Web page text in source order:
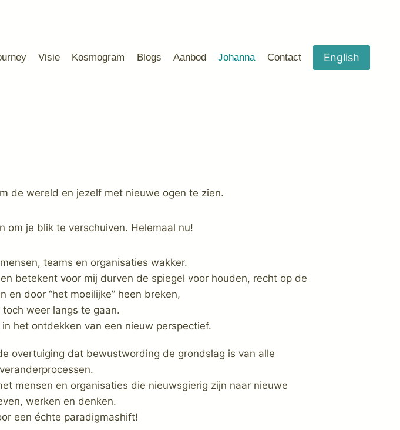
Visie Kosmogram Blogs Aanbod Johanna Contact English
de wereld en jezelf met nieuwe ogen te zien.
om je blik te verschuiven. Helemaal nu!
teams en organisaties wakker.
betekent voor mij durven de spiegel voor houden, recht op de
en door “het moeilijke” heen breken,
weer langs te gaan.
in het ontdekken van een nieuw perspectief.
overtuiging dat bewustwording de grondslag is van alle
mensen en organisaties die nieuwsgierig zijn naar nieuwe
werken en denken.
een échte paradigmashift!